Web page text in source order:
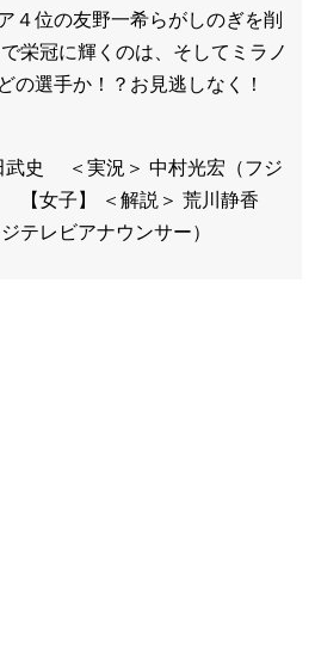
４位の友野一希らがしのぎを削
栄冠に輝くのは、そしてミラノ
の選手か！？お見逃しなく！
武史 ＜実況＞ 中村光宏（フジ
【女子】 ＜解説＞ 荒川静香
テレビアナウンサー）